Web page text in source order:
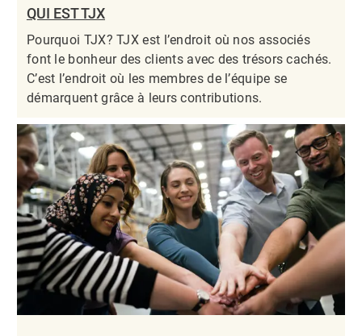
QUI EST TJX
Pourquoi TJX? TJX est l’endroit où nos associés
font le bonheur des clients avec des trésors cachés.
C’est l’endroit où les membres de l’équipe se
démarquent grâce à leurs contributions.​​​​​​​